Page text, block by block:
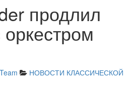
продлил
оркестром
НОВОСТИ КЛАССИЧЕСКОЙ